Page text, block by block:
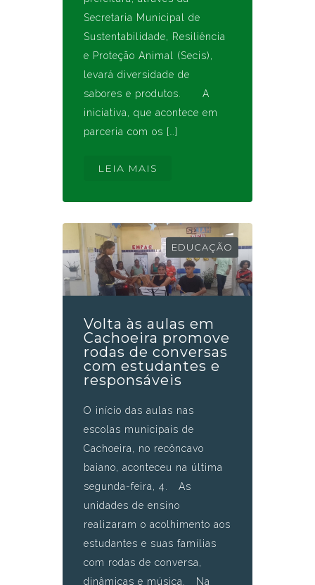
Secretaria Municipal de
Sustentabilidade, Resiliência
e Proteção Animal (Secis),
levará diversidade de
sabores e produtos. A
iniciativa, que acontece em
parceria com os […]
LEIA MAIS
EDUCAÇÃO
Volta às aulas em
Cachoeira promove
rodas de conversas
com estudantes e
responsáveis
O início das aulas nas
escolas municipais de
Cachoeira, no recôncavo
baiano, aconteceu na última
segunda-feira, 4. As
unidades de ensino
realizaram o acolhimento aos
estudantes e suas famílias
com rodas de conversa,
dinâmicas e música. Na